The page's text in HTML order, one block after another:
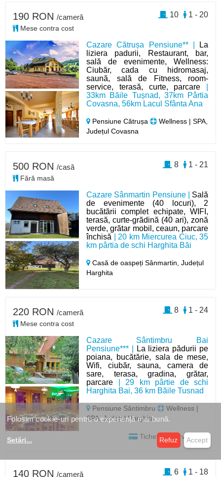
Cazare Cătrușa Pensiune** |
La
liziera padurii, Restaurant, bar,
sală de evenimente, Wellness:
Ciubăr, cada cu hidromasaj,
saună, sală de Fitness, room-
service, terasă, curte, parcare
33km Băile Tușnad, 37km Pârtia
Covasna, 56km Lacul Sfânta Ana
Pensiune Cătrușa
Wellness | SPA,
Județul Covasna
190 RON /cameră
Mese contra cost
1 - 20
10
Cazare Sânmartin Pensiune | Sală
de evenimente (40 locuri), 2
bucătării complet echipate, WIFI,
terasă, curte-grădină (40 ari), zonă
verde, grătar mobil, ceaun, parcare
închisă | 20 km Miercurea Ciuc, 35
km pârtia de schi Harghita Băi
Casă de oaspeți Sânmartin,Județul
Harghita
500 RON /casă
Fără masă
1 - 21
8
Cazare Sântimbru Bai
Pensiune*** |
La liziera pădurii pe
poiana, bucătărie, sala de mese,
Wifi, ciubăr, sauna, camera de
sare, terasa, gradina, grătar,
parcare | 29 km pârtie de schi
Harghita Bai, 36 km Băile Tusnad
Pensiune Sântimbru
Wellness |
SPA, Județul Harghita
Tichet | Card vacanță
220 RON /cameră
Mese contra cost
1 - 24
8
140 RON /cameră 1 - 18
6
Folosim cookie-uri pentru o experiență mai bună.
Setări... Refuz Accept